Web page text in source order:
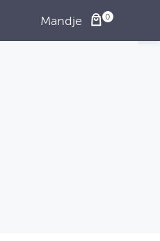
Mandje